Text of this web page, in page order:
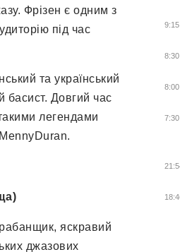
Фрізен є одним з
під час
та український
басист. Довгий час
легендами
яскравий
джазових
9:15
8:30
8:00
7:30